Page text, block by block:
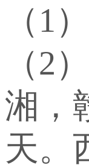
（1
（2
湘，
天。